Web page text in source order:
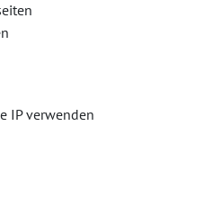
IP verwenden